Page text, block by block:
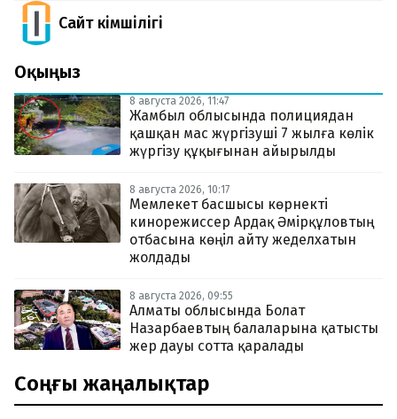
Сайт Әкімшілігі
Оқыңыз
8 августа 2026, 11:47
Жамбыл облысында полициядан
қашқан мас жүргізуші 7 жылға көлік
жүргізу құқығынан айырылды
8 августа 2026, 10:17
Мемлекет басшысы көрнекті
кинорежиссер Ардақ Әмірқұловтың
отбасына көңіл айту жеделхатын
жолдады
8 августа 2026, 09:55
Алматы облысында Болат
Назарбаевтың балаларына қатысты
жер дауы сотта қаралады
Соңғы жаңалықтар